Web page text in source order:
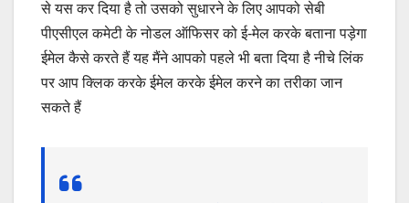
से यस कर दिया है तो उसको सुधारने के लिए आपको सेबी
पीएसीएल कमेटी के नोडल ऑफिसर को ई-मेल करके बताना पड़ेगा
ईमेल कैसे करते हैं यह मैंने आपको पहले भी बता दिया है नीचे लिंक
पर आप क्लिक करके ईमेल करके ईमेल करने का तरीका जान
सकते हैं